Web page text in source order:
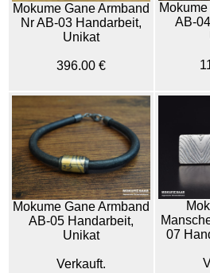
Mokume Gane Armband
Nr AB-03 Handarbeit,
Unikat
396.00 €
AB-
Mokume Gane Armband
AB-05 Handarbeit,
Unikat
Verkauft.
07